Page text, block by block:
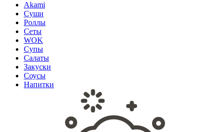
Akami
Суши
Роллы
Сеты
WOK
Супы
Салаты
Закуски
Соусы
Напитки